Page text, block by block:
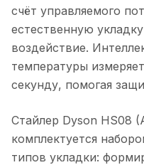
счёт управляемого
естественную
воздействие.
температуры
секунду, помогая
Стайлер Dyson HS08
комплектуется
типов укладки: